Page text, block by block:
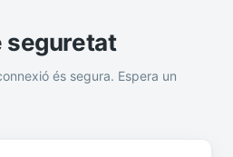
seguretat
és segura. Espera un